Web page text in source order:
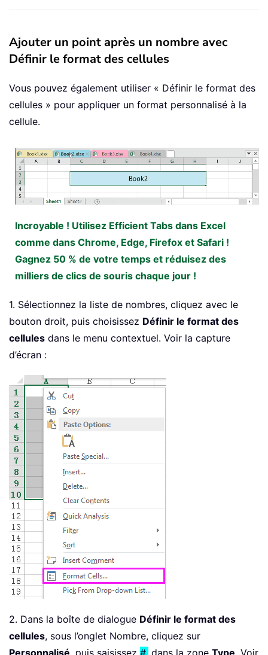
Ajouter un point après un nombre avec
Définir le format des cellules
Vous pouvez également utiliser « Définir le format des
cellules » pour appliquer un format personnalisé à la
cellule.
Incroyable ! Utilisez Efficient Tabs dans Excel
comme dans Chrome, Edge, Firefox et Safari !
Gagnez 50 % de votre temps et réduisez des
milliers de clics de souris chaque jour !
1. Sélectionnez la liste de nombres, cliquez avec le
bouton droit, puis choisissez Définir le format des
cellules dans le menu contextuel. Voir la capture
d’écran :
2. Dans la boîte de dialogue Définir le format des
cellules, sous l’onglet Nombre, cliquez sur
Personnalisé , puis saisissez #. dans la zone Type . Voir